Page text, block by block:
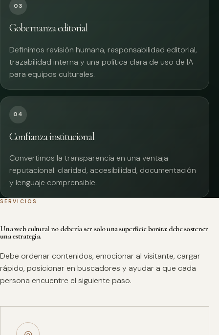
03
Gobernanza editorial
Definimos revisión humana, responsabilidad editorial,
trazabilidad interna y una política clara de uso de IA
para equipos culturales.
04
Confianza institucional
Convertimos la transparencia en una ventaja
reputacional: claridad, accesibilidad, documentación
y lenguaje comprensible.
SERVICIOS
Una web cultural no debería ser solo una superficie bonita: debe sostener
una estrategia.
Debe ordenar contenidos, emocionar al visitante, cargar
rápido, posicionar en buscadores y ayudar a que cada
persona encuentre el siguiente paso.